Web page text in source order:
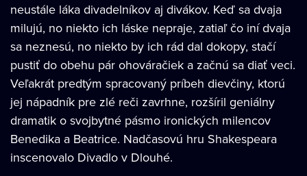
neustále láka divadelníkov aj divákov. Keď sa dvaja
milujú, no niekto ich láske nepraje, zatiaľ čo iní dvaja
sa neznesú, no niekto by ich rád dal dokopy, stačí
pustiť do obehu pár ohováračiek a začnú sa diať veci.
Veľakrát predtým spracovaný príbeh dievčiny, ktorú
jej nápadník pre zlé reči zavrhne, rozšíril geniálny
dramatik o svojbytné pásmo ironických milencov
Benedika a Beatrice. Nadčasovú hru Shakespeara
inscenovalo Divadlo v Dlouhé.